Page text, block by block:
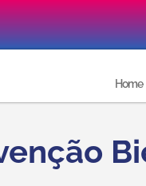
Home